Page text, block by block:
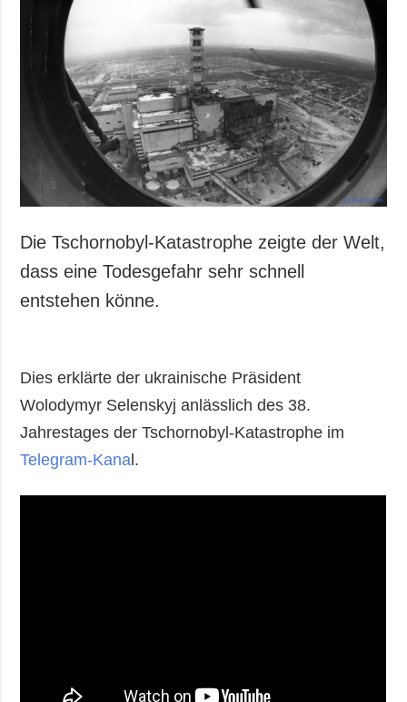
Gesellschaft und
Kultur
Sport
Kriminalität
Notstand und
Notfälle
ZUSÄTZLICH
Veröffentlichungen
Interview
Fotos
Video
LEISTUNGEN
Abonnement
Fotobank
Die Tschornobyl-Katastrophe zeigte der Welt,
dass eine Todesgefahr sehr schnell
entstehen könne.
Dies erklärte der ukrainische Präsident
Wolodymyr Selenskyj anlässlich des 38.
Jahrestages der Tschornobyl-Katastrophe im
Telegram-Kanal.